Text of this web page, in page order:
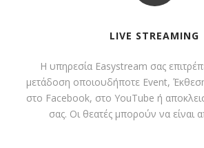
LIVE STREAMING
Η υπηρεσία Easystream σας
μετάδοση οποιουδήποτε Event,
στο Facebook, στο YouTube ή
σας. Οι θεατές μπορούν να είναι